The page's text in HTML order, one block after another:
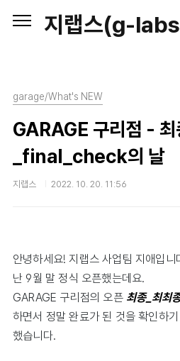
garage/What's NEW
GARAGE 구리점 - 최
_final_check의 날
지랩스 2022. 10. 20. 11:56
안녕하세요! 지랩스 사업팀 지애입
난 9월 말 정식 오픈했는데요.
GARAGE 구리점의 오픈 최종_최
하면서 정말 완료가 된 것을 확인하
했습니다.